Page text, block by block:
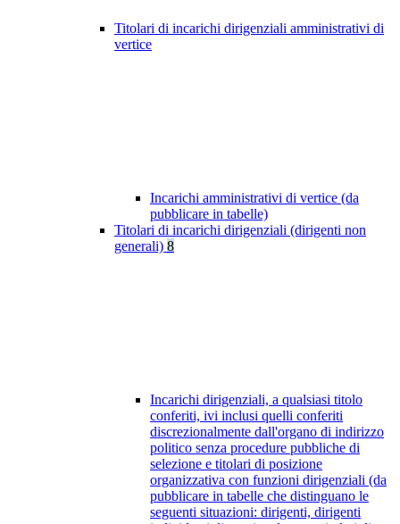
Titolari di incarichi dirigenziali amministrativi di
vertice
Incarichi amministrativi di vertice (da
pubblicare in tabelle)
Titolari di incarichi dirigenziali (dirigenti non
generali) 8
Incarichi dirigenziali, a qualsiasi titolo
conferiti, ivi inclusi quelli conferiti
discrezionalmente dall'organo di indirizzo
politico senza procedure pubbliche di
selezione e titolari di posizione
organizzativa con funzioni dirigenziali (da
pubblicare in tabelle che distinguano le
seguenti situazioni: dirigenti, dirigenti